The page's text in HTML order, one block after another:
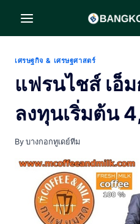
content
เศรษฐกิจ & เศรษฐศาสตร์
แฟรนไชส์ เอ็
ลงทุนเริ่มต้น
By บางกอกทูเดย์ทีม